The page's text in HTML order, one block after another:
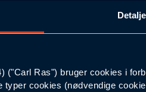
("Carl Ras") bruger cookies i
typer cookies (nødvendige